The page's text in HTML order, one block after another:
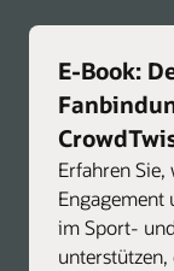
E-Book:
Erfahren
Engagement
im Sport-